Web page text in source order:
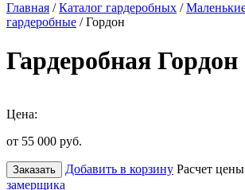
Главная /Каталог гардеробных /
гардеробные / Гордон
Гардеробная Гордон
Цена:
от 55 000 руб.
Заказать Добавить в корзину Расчет цены
замерщика